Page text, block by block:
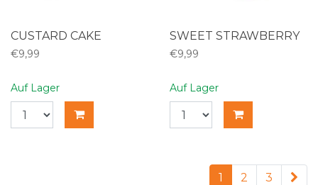
CUSTARD CAKE
€9,99
Auf Lager
SWEET STRAWBERRY
€9,99
Auf Lager
1 2 3